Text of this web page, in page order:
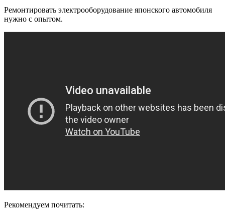
Ремонтировать электрооборудование японского автомобиля
нужно с опытом.
Рекомендуем почитать: